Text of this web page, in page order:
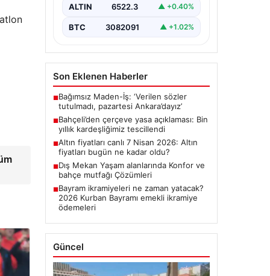
ALTIN 6522.3 ▲ +0.40%
BTC 3082091 ▲ +1.02%
Son Eklenen Haberler
■Bağımsız Maden-İş: ‘Verilen sözler
tutulmadı, pazartesi Ankara’dayız’
■Bahçeli’den çerçeve yasa açıklaması: Bin
yıllık kardeşliğimiz tescillendi
■Altın fiyatları canlı 7 Nisan 2026: Altın
fiyatları bugün ne kadar oldu?
■Dış Mekan Yaşam alanlarında Konfor ve
bahçe mutfağı Çözümleri
■Bayram ikramiyeleri ne zaman yatacak?
2026 Kurban Bayramı emekli ikramiye
ödemeleri
Güncel